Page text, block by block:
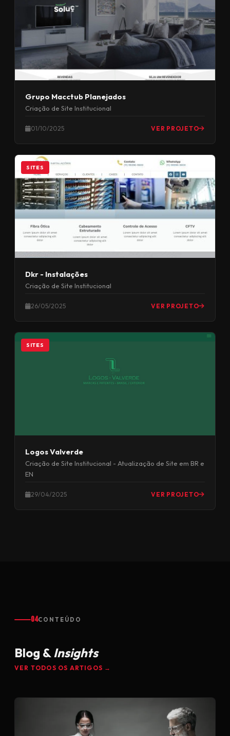
Grupo Macctub Planejados
Criação de Site Institucional
01/10/2025 VER PROJETO
SITES
Dkr - Instalações
Criação de Site Institucional
26/05/2025 VER PROJETO
SITES
Logos Valverde
Criação de Site Institucional - Atualização de Site em BR e
EN
29/04/2025 VER PROJETO
04CONTEÚDO
Blog &Insights
VER TODOS OS ARTIGOS →